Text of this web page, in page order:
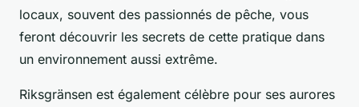
locaux, souvent des passionnés de pêche, vous
feront découvrir les secrets de cette pratique dans
un environnement aussi extrême.
Riksgränsen est également célèbre pour ses aurores